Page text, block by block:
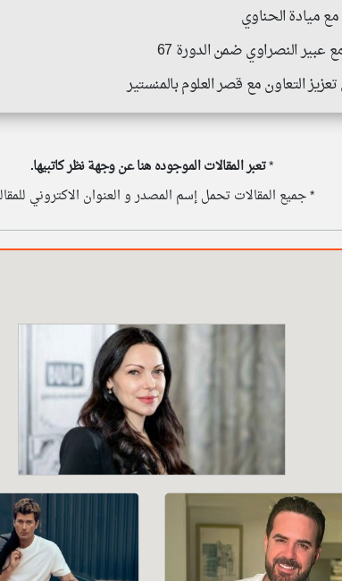
ميادة الحناوي
النصراوي ضمن الدورة 67
التعاون مع قصر العلوم بالمنستير
*تعبر المقالات الموجوده هنا عن وجهة نظر كاتبيها.
* جميع المقالات تحمل إسم المصدر و العنوان الاكتروني